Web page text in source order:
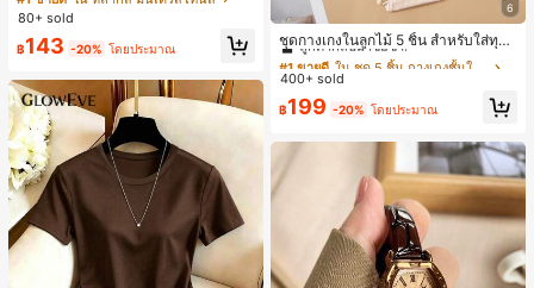
บฤดูร้อน รุ่นใหม่ พิมพ์ดิจิทัลลายทางแบ
80+ sold
฿143 -20% โดยประมาณ
6
ชุดกางเกงในลูกไม้ 5 ชิ้น สำหรับใส่ทุกวั
น
#1 ขายดี
ลูกค้ากลับมาซื้อซ้ำ!
#1 ขายดี
ลูกค้ากลับมาซื้อซ้ำ!
#1 ขายดี
ลูกค้ากลับมาซื้อซ้ำ!
#1 ขายดี
400+ sold
฿199 -20% โดยประมาณ